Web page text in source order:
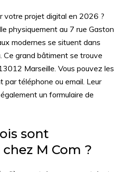
votre projet digital en 2026 ?
physiquement au 7 rue Gaston
modernes se situent dans
Ce grand bâtiment se trouve
Marseille. Vous pouvez les
par téléphone ou email. Leur
un formulaire de
sont
M Com ?